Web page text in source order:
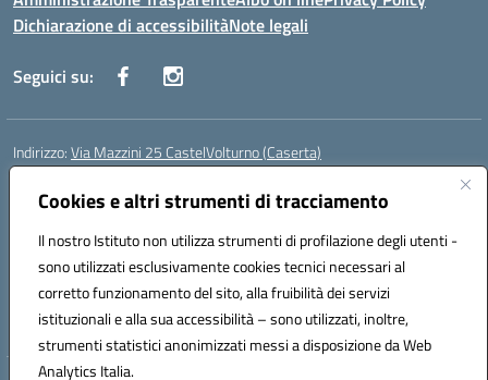
Cookies e altri strumenti di tracciamento
Il nostro Istituto non utilizza strumenti di profilazione degli utenti -
sono utilizzati esclusivamente cookies tecnici necessari al
corretto funzionamento del sito, alla fruibilità dei servizi
istituzionali e alla sua accessibilità – sono utilizzati, inoltre,
strumenti statistici anonimizzati messi a disposizione da Web
Analytics Italia.
Dichiarazione di accessibilitàNote legali
Seguici su:
Indirizzo:Via Mazzini 25 CastelVolturno (Caserta)
Centralino:
Posta elettronica certificata (PEC):ceis014005@pec.istruzione.it
Codice fiscale: 93063510619
Codice meccanografico:CEIS014005
Codice Indice delle Pubbliche Amministrazioni (IPA): istsc_ceis014005
Codice unico di fatturazione (CUF): UOU8EW